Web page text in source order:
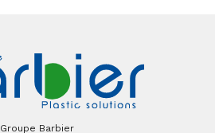
Groupe Barbier